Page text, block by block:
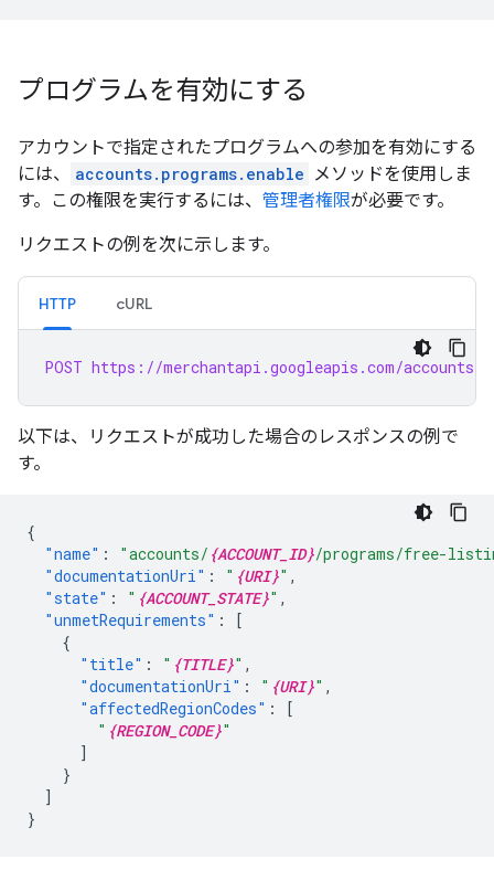
プログラムを有効にする
アカウントで指定されたプログラムへの参加を有効にする
には、
accounts.programs.enable メソッドを使用しま
す。この権限を実行するには、 管理者権限が必要です。
リクエストの例を次に示します。
HTTP cURL
POST https://merchantapi.googleapis.com/accounts/
以下は、リクエストが成功した場合のレスポンスの例で
す。
{
"name" : "accounts/ {ACCOUNT_ID}/programs/free-
"documentationUri" : " {URI}" ,
"state" : " {ACCOUNT_STATE}" ,
"unmetRequirements" :
[
{
"title" : " {TITLE}" ,
"documentationUri" : " {URI}" ,
"affectedRegionCodes" :
[
" {REGION_CODE}"
]
}
]
}